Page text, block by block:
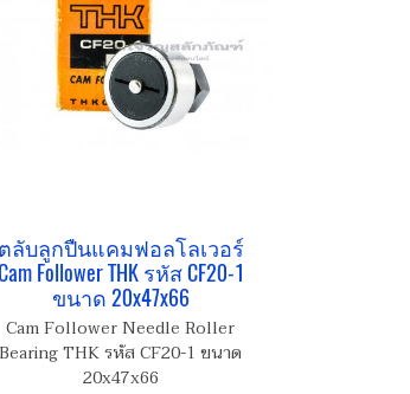
ตลับลูกปืนแคมฟอลโลเวอร์
Follower THK รหัส CF20-1
ขนาด 20x47x66
Cam Follower Needle Roller
Bearing THK รหัส CF20-1 ขนาด
20x47x66